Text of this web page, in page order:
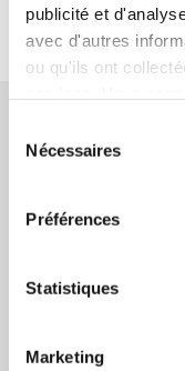
publicité et
avec d'autres
ou qu'ils ont
Nécessaires
Préférences
Statistiques
Marketing
accompagne le
EN SAVOIR PLUS
de la société